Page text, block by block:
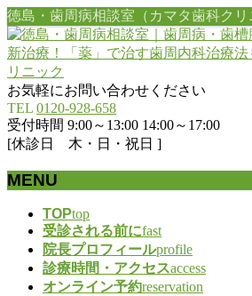
徳島・歯周病相談室（カマタ歯科クリ
お気軽にお問い合わせください
TEL 0120-928-658
受付時間 9:00～13:00 14:00～17:00
[休診日 木・日・祝日 ]
MENU
TOPtop
受診される前にfast
院長プロフィールprofile
診療時間・アクセスaccess
オンライン予約reservation